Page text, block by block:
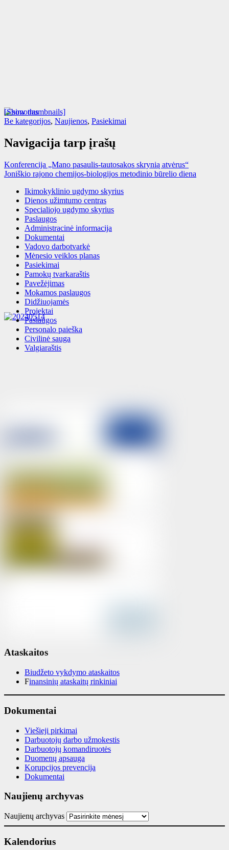
[Show thumbnails]
Be kategorijos, Naujienos, Pasiekimai
Navigacija tarp įrašų
Konferencija „Mano pasaulis-tautosakos skrynią atvėrus“
Joniškio rajono chemijos-biologijos metodinio būrelio diena
Ikimokyklinio ugdymo skyrius
Dienos užimtumo centras
Specialiojo ugdymo skyrius
Paslaugos
Administracinė informacija
Dokumentai
Vadovo darbotvarkė
Mėnesio veiklos planas
Pasiekimai
Pamokų tvarkaraštis
Pavežėjimas
Mokamos paslaugos
Didžiuojamės
Projektai
Paslaugos
Personalo paieška
Civilinė sauga
Valgiaraštis
Ataskaitos
Biudžeto vykdymo ataskaitos
Finansinių ataskaitų rinkiniai
Dokumentai
Viešieji pirkimai
Darbuotojų darbo užmokestis
Darbuotojų komandiruotės
Duomenų apsauga
Korupcijos prevencija
Dokumentai
Naujienų archyvas
Naujienų archyvas
Kalendorius